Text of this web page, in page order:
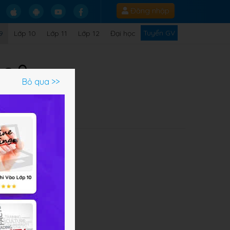
Đăng nhập
Lớp 10 Lớp 11 Lớp 12 Đại học Tuyển GV
9Bỏ qua >>